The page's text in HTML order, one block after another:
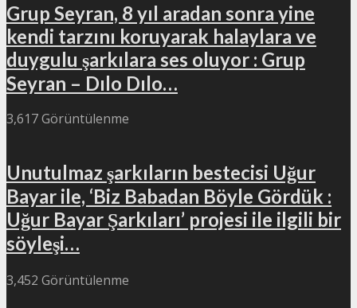
Grup Seyran, 8 yıl aradan sonra yine
kendi tarzını koruyarak halaylara ve
duygulu şarkılara ses oluyor : Grup
Seyran – Dılo Dılo…
3,617 Görüntülenme
Unutulmaz şarkıların bestecisi Uğur
Bayar ile, ‘Biz Babadan Böyle Gördük :
Uğur Bayar Şarkıları’ projesi ile ilgili bir
söyleşi…
3,452 Görüntülenme